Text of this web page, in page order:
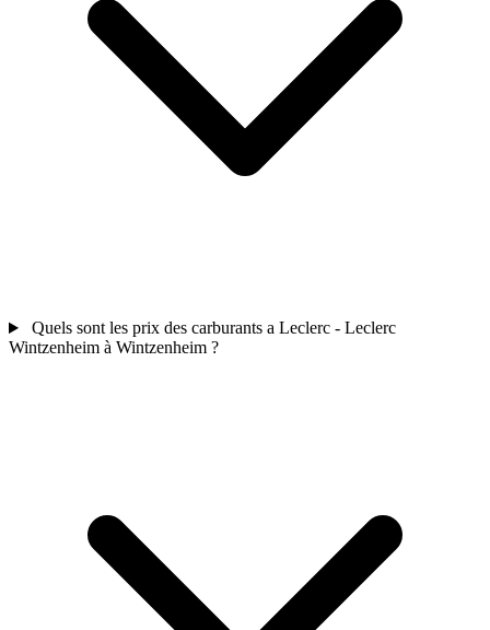
Quels sont les prix des carburants a Leclerc - Leclerc
Wintzenheim à Wintzenheim ?